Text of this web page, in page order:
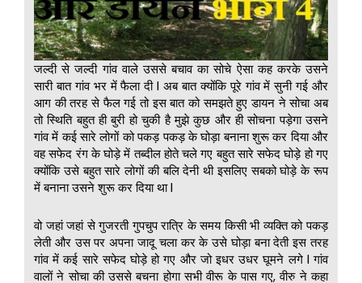
जल्दी से जल्दी गांव वाले उससे बचाव का सोचे ऐसा कह करके उसने
सारी बात गांव भर में फैला दी l अब बात क्योंकि पूरे गांव में सुनी गई और
आग की तरह से फैल गई तो इस बात को समझते हुए डायन ने सोचा अब
तो स्थिति बहुत ही बुरी हो चुकी है मुझे कुछ और ही सोचना पड़ेगा उसने
गांव में कई सारे लोगों को पकड़ पकड़ के घोड़ा बनाना शुरू कर दिया और
वह सफेद रंग के घोड़े में तब्दील होते चले गए बहुत सारे सफेद घोड़े हो गए
क्योंकि उसे बहुत सारे लोगों की बलि देनी थी इसलिए सबको घोड़े के रूप
में बनाना उसने शुरू कर दिया था l
वो जहां जहां से गुजरती गुपचुप रात्रि के समय किसी भी व्यक्ति को पकड़
लेती और उस पर अपना जादू चला कर के उसे घोड़ा बना देती इस तरह
गांव में कई सारे सफेद घोड़े हो गए और जो इधर उधर घूमने लगे l गांव
वालों ने सोचा की उससे बचना होगा सभी वीरू के पास गए, वीरु ने कहा